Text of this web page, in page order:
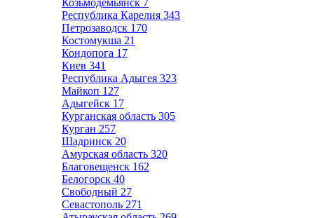
Козьмодемьянск 7
Республика Карелия 343
Петрозаводск 170
Костомукша 21
Кондопога 17
Киев 341
Республика Адыгея 323
Майкоп 127
Адыгейск 17
Курганская область 305
Курган 257
Шадринск 20
Амурская область 320
Благовещенск 162
Белогорск 40
Свободный 27
Севастополь 271